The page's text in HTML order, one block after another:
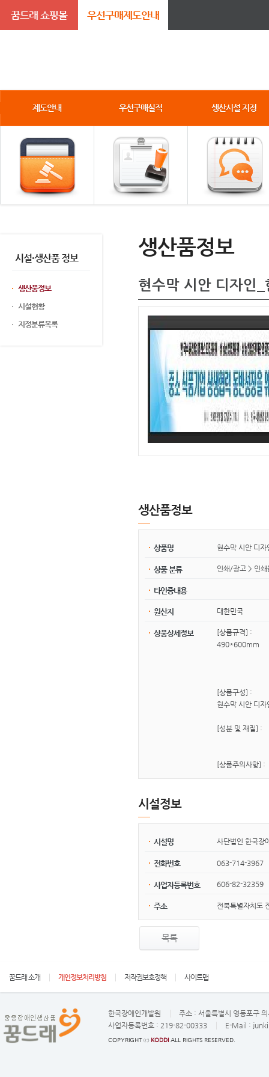
꿈드래 쇼핑몰 우선구매제도안내
제도안내 우선구매실적 생산시설 지정
시설·생산품 정보
생산품정보
시설현황
지정분류목록
생산품정보
현수막 시안 디자인
생산품정보
상품명 현수막 시안 디
상품 분류 인쇄/광고 > 인쇄
타인증내용
원산지 대한민국
상품상세정보
[상품규격] :
490*600mm
[상품구성] :
현수막 시안 디자
[성분 및 재질] :
[상품주의사항] :
시설정보
시설명 사단법인 한국장
전화번호 063-714-3967
사업자등록번호 606-82-32359
주소 전북특별자치도
목록
꿈드래 소개 개인정보처리방침 저작권보호정책 사이트맵
한국장애인개발원 주소 : 서울특별시 영등포구
사업자등록번호 : 219-82-00333 E-Mail :
COPYRIGHT ⓒ KODDI ALL RIGHTS RESERVED.